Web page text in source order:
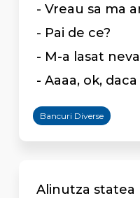
- Vreau sa ma
- Pai de ce?
- M-a lasat
- Aaaa, ok,
Bancuri Diverse
Alinutza statea